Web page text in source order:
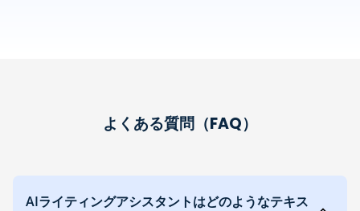
よくある質問（FAQ）
AIライティングアシスタントはどのようなテキス